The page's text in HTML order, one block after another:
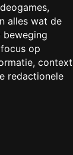
alles wat de
beweging
op
context
redactionele